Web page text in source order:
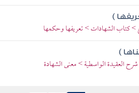
)
> كتاب الشهادات > تعريفها وحكمها
)
العقيدة الواسطية > معنى الشهادة